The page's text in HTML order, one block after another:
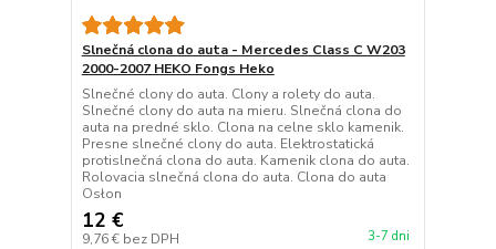
Slnečná clona do auta - Mercedes Class C W203
2000-2007 HEKO Fongs Heko
Slnečné clony do auta. Clony a rolety do auta.
Slnečné clony do auta na mieru. Slnečná clona do
auta na predné sklo. Clona na celne sklo kamenik.
Presne slnečné clony do auta. Elektrostatická
protislnečná clona do auta. Kamenik clona do auta.
Rolovacia slnečná clona do auta. Clona do auta
Osłon
12 €
9,76 € bez DPH 3-7 dni